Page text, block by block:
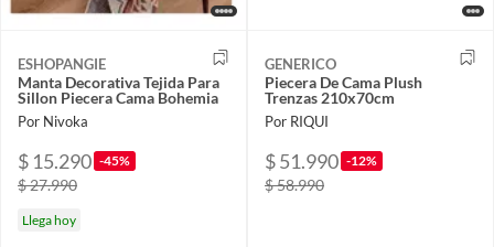
ESHOPANGIE
Manta Decorativa Tejida Para
Sillon Piecera Cama Bohemia
Por Nivoka
$ 15.290 -45%
$ 27.990
Llega hoy
GENERICO
Piecera De Cama Plush
Trenzas 210x70cm
Por RIQUI
$ 51.990 -12%
$ 58.990